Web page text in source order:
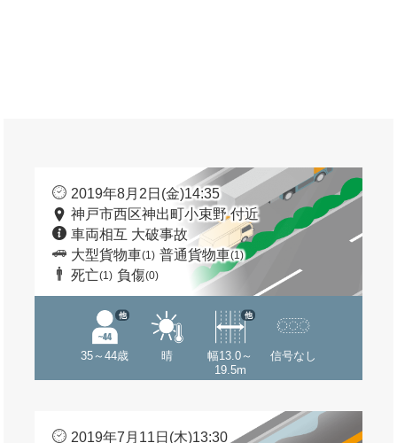
2019年8月2日(金)14:35
神戸市西区神出町小束野 付近
車両相互 大破事故
大型貨物車(1) 普通貨物車(1)
死亡(1) 負傷(0)
35～44歳
他
晴
幅13.0～
19.5m
他
信号なし
2019年7月11日(木)13:30